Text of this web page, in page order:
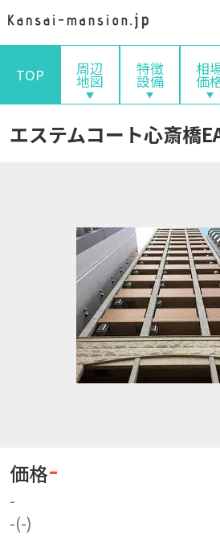
TOP 周辺
地図
特徴
設備
相
価
エステムコート心斎橋
価格-
-
-(-)